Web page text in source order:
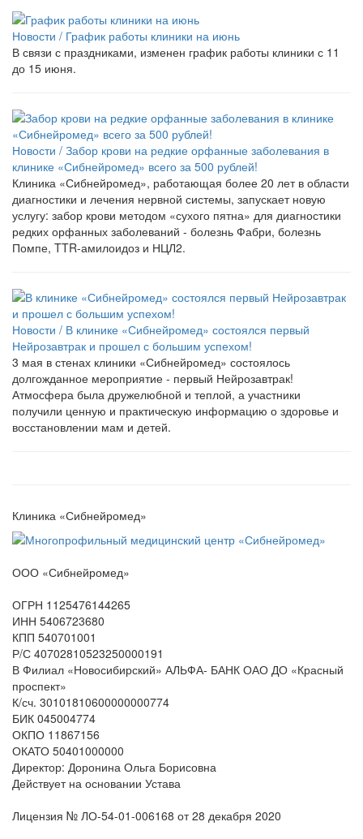
Новости / График работы клиники на июнь
В связи с праздниками, изменен график работы клиники с 11
до 15 июня.
Новости / Забор крови на редкие орфанные заболевания в
клинике «Сибнейромед» всего за 500 рублей!
Клиника «Сибнейромед», работающая более 20 лет в области
диагностики и лечения нервной системы, запускает новую
услугу: забор крови методом «сухого пятна» для диагностики
редких орфанных заболеваний - болезнь Фабри, болезнь
Помпе, TTR-амилоидоз и НЦЛ2.
Новости / В клинике «Сибнейромед» состоялся первый
Нейрозавтрак и прошел с большим успехом!
3 мая в стенах клиники «Сибнейромед» состоялось
долгожданное мероприятие - первый Нейрозавтрак!
Атмосфера была дружелюбной и теплой, а участники
получили ценную и практическую информацию о здоровье и
восстановлении мам и детей.
Клиника «Сибнейромед»
ООО «Сибнейромед»
ОГРН 1125476144265
ИНН 5406723680
КПП 540701001
Р/С 40702810523250000191
В Филиал «Новосибирский» АЛЬФА- БАНК ОАО ДО «Красный
проспект»
К/сч. 30101810600000000774
БИК 045004774
ОКПО 11867156
ОКАТО 50401000000
Директор: Доронина Ольга Борисовна
Действует на основании Устава
Лицензия № ЛО-54-01-006168 от 28 декабря 2020